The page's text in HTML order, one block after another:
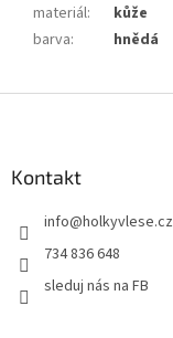
materiál:
kůže
barva: hnědá
Kontakt
info@holkyvlese.cz
734 836 648
sleduj nás na FB